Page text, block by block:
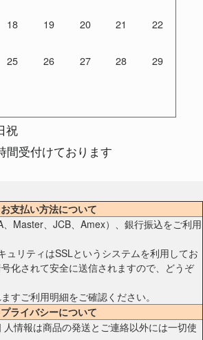
18 19 20 21 22
25 26 27 28 29
祝
間受付けております
お支払い方法について
Master、JCB、Amex）、銀行振込をご利用
ュリティはSSLというシステムを利用してお
化されて安全に送信されますので、どうぞ
すご利用明細をご確認ください。
プライバシーについて
情報は商品の発送とご連絡以外には一切使